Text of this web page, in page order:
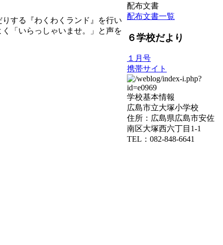
する『わくわくランド』を行い
「いらっしゃいませ。」と声を
配布文書
配布文書一覧
６学校だより
１月号
携帯サイト
学校基本情報
広島市立大塚小学校
住所：広島県広島市安佐
南区大塚西六丁目1-1
TEL：082-848-6641